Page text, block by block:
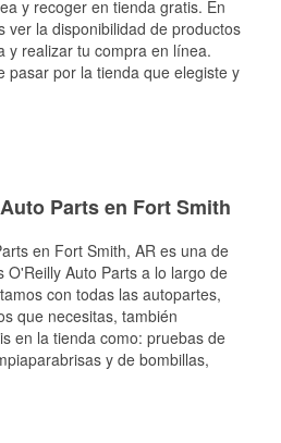
y recoger en tienda gratis. En
ver la disponibilidad de productos
y realizar tu compra en línea.
pasar por la tienda que elegiste y
Parts en Fort Smith
en Fort Smith, AR es una de
O'Reilly Auto Parts a lo largo de
con todas las autopartes,
que necesitas, también
en la tienda como: pruebas de
y de bombillas,